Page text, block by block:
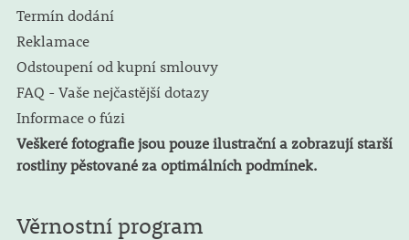
Termín dodání
Reklamace
Odstoupení od kupní smlouvy
FAQ - Vaše nejčastější dotazy
Informace o fúzi
Veškeré fotografie jsou pouze ilustrační a zobrazují starší
rostliny pěstované za optimálních podmínek.
Věrnostní program